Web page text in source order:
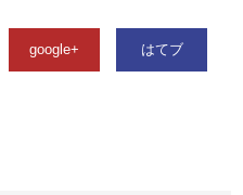
google+ はてブ